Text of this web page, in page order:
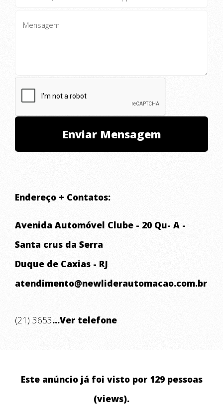
Endereço + Contatos:
Avenida Automóvel Clube - 20 Qu- A -
Santa crus da Serra
Duque de Caxias - RJ
atendimento@newliderautomacao.com.br
(21) 3653...Ver telefone
Este anúncio já foi visto por 129 pessoas
(views).